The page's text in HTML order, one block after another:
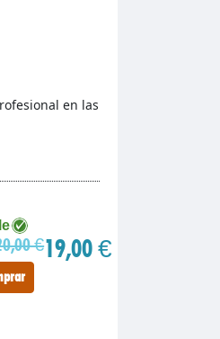
en las
€19,00 €